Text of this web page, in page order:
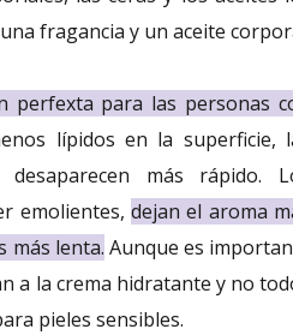
fragancia y un aceite
perfexta para las personas
lípidos en la superficie,
más rápido.
emolientes, dejan el aroma
más lenta. Aunque es
a la crema hidratante y no
pieles sensibles.